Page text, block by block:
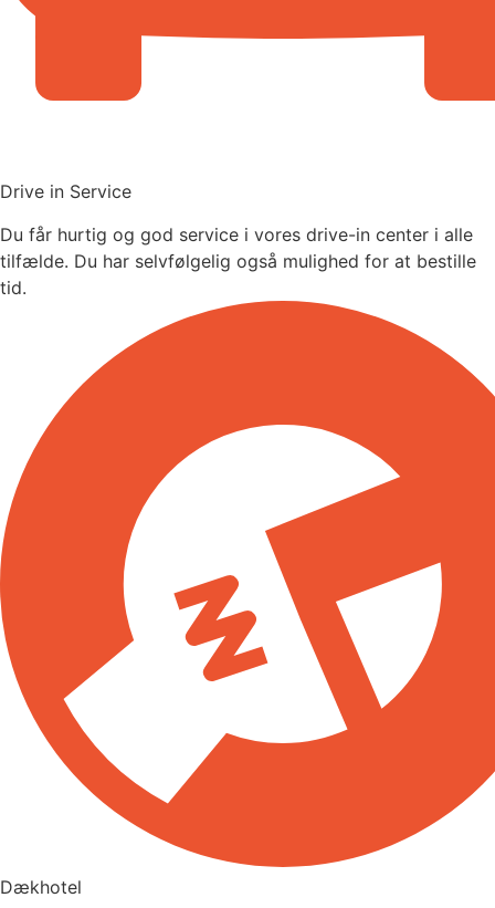
Drive in Service
Du får hurtig og god service i vores drive-in center i alle
tilfælde. Du har selvfølgelig også mulighed for at bestille
tid.
Dækhotel